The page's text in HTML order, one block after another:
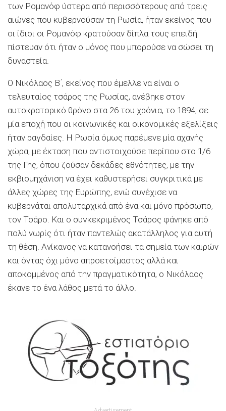
των Ρομανόφ ύστερα από περισσότερους από τρεις
αιώνες που κυβερνούσαν τη Ρωσία, ήταν εκείνος που
οι ίδιοι οι Ρομανόφ κρατούσαν δίπλα τους επειδή
πίστευαν ότι ήταν ο μόνος που μπορούσε να σώσει τη
δυναστεία.
Ο Νικόλαος Β΄, εκείνος που έμελλε να είναι ο
τελευταίος τσάρος της Ρωσίας, ανέβηκε στον
αυτοκρατορικό θρόνο στα 26 του χρόνια, το 1894, σε
μία εποχή που οι κοινωνικές και οικονομικές εξελίξεις
ήταν ραγδαίες. Η Ρωσία όμως παρέμενε μία αχανής
χώρα, με έκταση που αντιστοιχούσε περίπου στο 1/6
της Γης, όπου ζούσαν δεκάδες εθνότητες, με την
εκβιομηχάνιση να έχει καθυστερήσει συγκριτικά με
άλλες χώρες της Ευρώπης, ενώ συνέχισε να
κυβερνάται απολυταρχικά από ένα και μόνο πρόσωπο,
τον Τσάρο. Και ο συγκεκριμένος Τσάρος φάνηκε από
πολύ νωρίς ότι ήταν παντελώς ακατάλληλος για αυτή
τη θέση. Ανίκανος να κατανοήσει τα σημεία των καιρών
και όντας όχι μόνο απροετοίμαστος αλλά και
αποκομμένος από την πραγματικότητα, ο Νικόλαος
έκανε το ένα λάθος μετά το άλλο.